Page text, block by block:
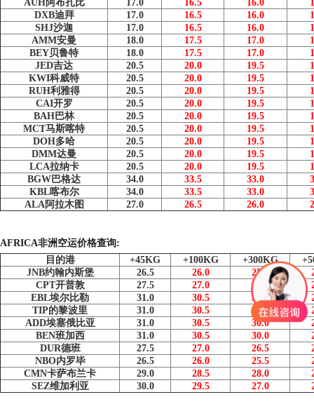
AUH阿布扎比
17.0 16.5 16.0
DXB迪拜
17.0 16.5 16.0
SHJ沙迦
17.0 16.5 16.0
AMM安曼
18.0 17.5 17.0
BEY贝鲁特
18.0 17.5 17.0
JED吉达
20.5 20.0 19.5
KWI科威特
20.5 20.0 19.5
RUH利雅得
20.5 20.0 19.5
CAI开罗
20.5 20.0 19.5
BAH巴林
20.5 20.0 19.5
MCT马斯喀特
20.5 20.0 19.5
DOH多哈
20.5 20.0 19.5
DMM达曼
20.5 20.0 19.5
LCA拉纳卡
20.5 20.0 19.5
BGW巴格达
34.0 33.5 33.0
KBL喀布尔
34.0 33.5 33.0
ALA阿拉木图
27.0 26.5 26.0
AFRICA非洲空运价格查询:
目的港
+45KG +100KG +300KG
JNB约翰内斯堡
26.5 26.0 25.5
CPT开普敦
27.5 27.0 26.5
EBL埃尔比勒
31.0 30.5 30.0
TIP的黎波里
31.0 30.5 30.0
ADD埃塞俄比亚
31.0 30.5 30.0
BEN班加西
31.0 30.5 30.0
DUR德班
27.5 27.0 26.5
NBO内罗毕
26.5 26.0 25.5
CMN卡萨布兰卡
29.0 28.5 28.0
SEZ维加利亚
30.0 29.5 27.0